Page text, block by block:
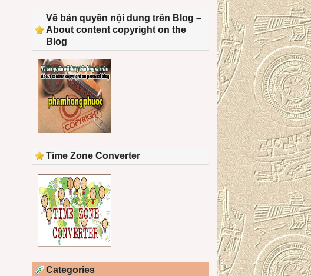
Về bản quyền nội dung trên Blog –
About content copyright on the
Blog
Time Zone Converter
Categories